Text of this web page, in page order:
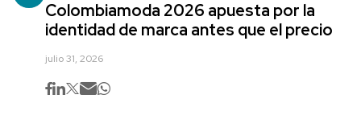
Colombiamoda 2026 apuesta por la
identidad de marca antes que el precio
julio 31, 2026